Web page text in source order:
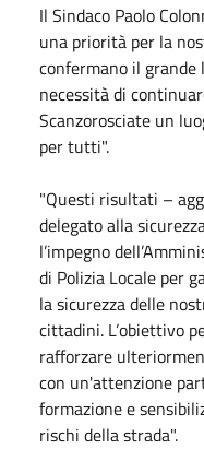
Il Sindaco Paolo
una priorità per la
confermano il grande
necessità di
Scanzorosciate un
per tutti".
"Questi risultati –
delegato alla
l’impegno
di Polizia Locale per
la sicurezza delle
cittadini. L’obiettivo
rafforzare
con un'attenzione
formazione e
rischi della strada".